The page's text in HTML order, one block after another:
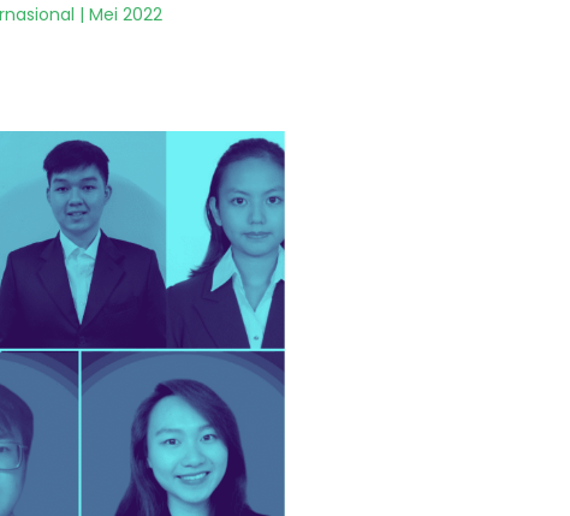
| Mei 2022